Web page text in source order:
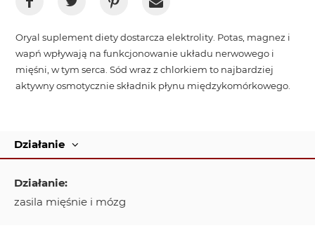
Oryal suplement diety dostarcza elektrolity. Potas, magnez i
wapń wpływają na funkcjonowanie układu nerwowego i
mięśni, w tym serca. Sód wraz z chlorkiem to najbardziej
aktywny osmotycznie składnik płynu międzykomórkowego.
Działanie
Działanie:
zasila mięśnie i mózg